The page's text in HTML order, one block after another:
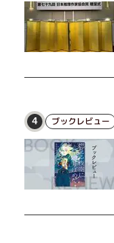
4 ブックレビュー